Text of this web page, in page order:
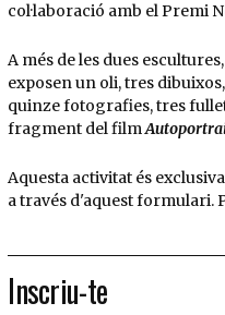
col·laboració amb el Premi
A més de les dues
exposen un oli, tres
quinze fotografies, tres
fragment del film
Aquesta activitat és
a través d'aquest formulari.
Inscriu-te